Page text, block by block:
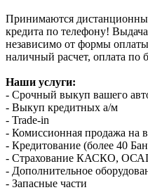
Принимаются
кредита по телефону!
независимо от формы
наличный расчет, оплата по
Наши услуги:
- Срочный выкуп вашего
- Выкуп кредитных а/м
- Trade-in
- Комиссионная продажа на
- Кредитование (более 40
- Страхование КАСКО,
- Дополнительное
- Запасные части